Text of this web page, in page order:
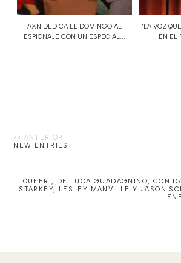
AXN DEDICA EL DOMINGO AL
ESPIONAJE CON UN ESPECIAL...
"LA VOZ
EN EL
NEW ENTRIES
'QUEER', DE LUCA GUADAGNINO, CON
STARKEY, LESLEY MANVILLE Y JASON